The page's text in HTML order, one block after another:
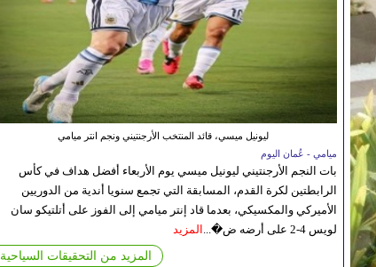
ليونيل ميسي، قائد المنتخب الأرجنتيني ونجم انتر ميامي
ميامي - عُمان اليوم
بات النجم الأرجنتيني ليونيل ميسي يوم الأربعاء أفضل هداف في كأس
الرابطتين لكرة القدم، المسابقة التي تجمع سنويا أندية من الدوريين
الأميركي والمكسيكي، بعدما قاد إنتر ميامي إلى الفوز على أتلتيكو سان
لويس 4-2 على أرضه ض�...
المزيد
المزيد من التحقيقات السياحية